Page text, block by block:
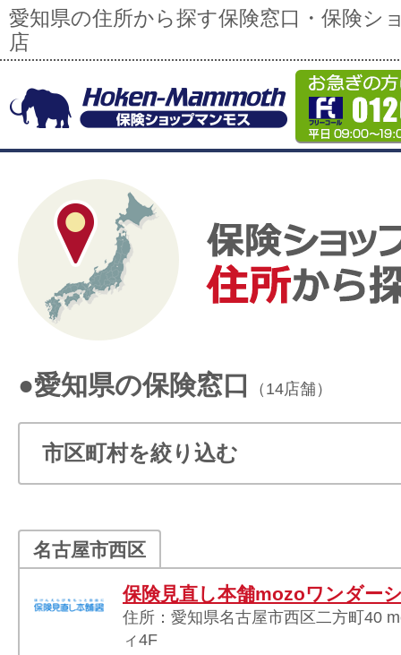
愛知県の住所から探す保険窓口・保険シ
店
●愛知県の保険窓口 （14店舗）
名古屋市西区
保険見直し本舗mozoワンダー
住所：愛知県名古屋市西区二方町40
ィ4F